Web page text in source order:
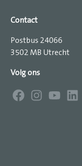
Contact
Postbus 24066
3502 MB Utrecht
Volg ons